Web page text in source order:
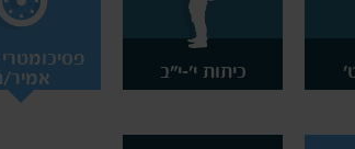
כיתות י'-י"ב